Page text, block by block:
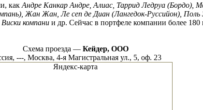
как Андре Канкар Андре, Алиас, Таррид Ледруа (Бордо),
Жан Жан, Ле сеп де Диан (Лангедок-Руссийон), Поль
компани и др. Сейчас в портфеле компании более
Схема проезда — Кейдер, ООО
---, Москва, 4-я Магистральная ул., 5, оф. 23
Яндекс-карта